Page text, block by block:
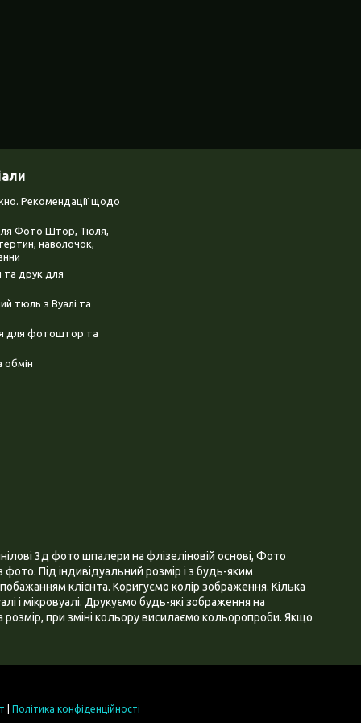
Рекомендації щодо
Фото Штор, Тюля,
наволочок,
та друк для
тюль з Вуалі та
для фотоштор та
обмін
3д фото шпалери на флізеліновій основі, Фото
Під індивідуальний розмір і з будь-яким
клієнта. Коригуємо колір зображення. Кілька
і мікровуалі. Друкуємо будь-які зображення на
при зміні кольору висилаємо кольоропроби. Якщо
Політика конфіденційності